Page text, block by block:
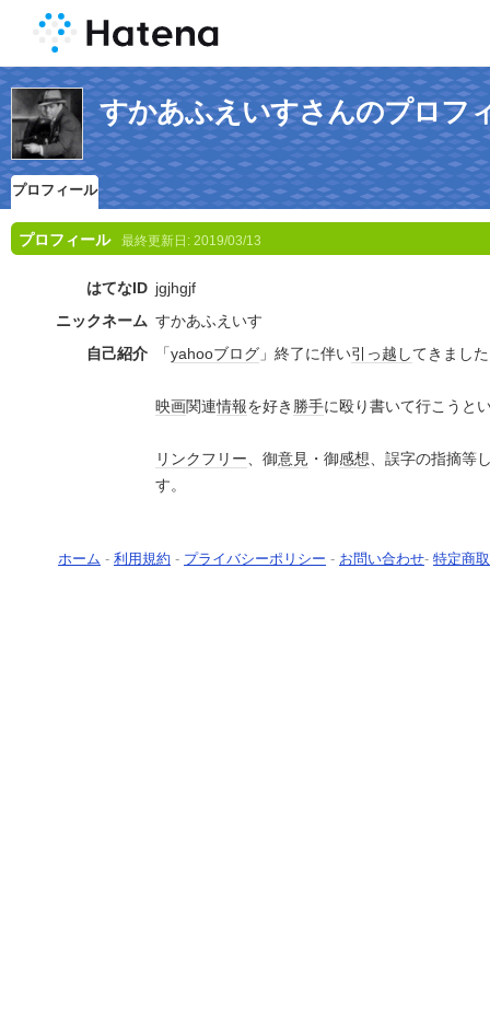
すかあふえいすさんのプロフ
プロフィール
プロフィール 最終更新日: 2019/03/13
はてなID jgjhgjf
ニックネーム すかあふえいす
自己紹介
「yahooブログ 」終了に伴い引っ越してきまし
映画関連情報を好き 勝手に殴り書いて行こうと
リンクフリー、御意見 ・御感想、誤字の指摘等
す。
ホーム - 利用規約 - プライバシーポリシー - お問い合わせ- 特定商